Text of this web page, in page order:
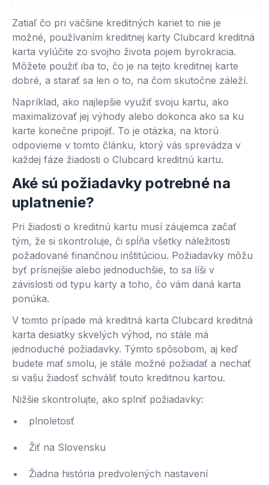
Zatiaľ čo pri väčšine kreditných kariet to nie je
možné, používaním kreditnej karty Clubcard kreditná
karta vylúčite zo svojho života pojem byrokracia.
Môžete použiť iba to, čo je na tejto kreditnej karte
dobré, a starať sa len o to, na čom skutočne záleží.
Napríklad, ako najlepšie využiť svoju kartu, ako
maximalizovať jej výhody alebo dokonca ako sa ku
karte konečne pripojiť. To je otázka, na ktorú
odpovieme v tomto článku, ktorý vás sprevádza v
každej fáze žiadosti o Clubcard kreditnú kartu.
Aké sú požiadavky potrebné na
uplatnenie?
Pri žiadosti o kreditnú kartu musí záujemca začať
tým, že si skontroluje, či spĺňa všetky náležitosti
požadované finančnou inštitúciou. Požiadavky môžu
byť prísnejšie alebo jednoduchšie, to sa líši v
závislosti od typu karty a toho, čo vám daná karta
ponúka.
V tomto prípade má kreditná karta Clubcard kreditná
karta desiatky skvelých výhod, no stále má
jednoduché požiadavky. Týmto spôsobom, aj keď
budete mať smolu, je stále možné požiadať a nechať
si vašu žiadosť schváliť touto kreditnou kartou.
Nižšie skontrolujte, ako splniť požiadavky:
plnoletosť
Žiť na Slovensku
Žiadna história predvolených nastavení